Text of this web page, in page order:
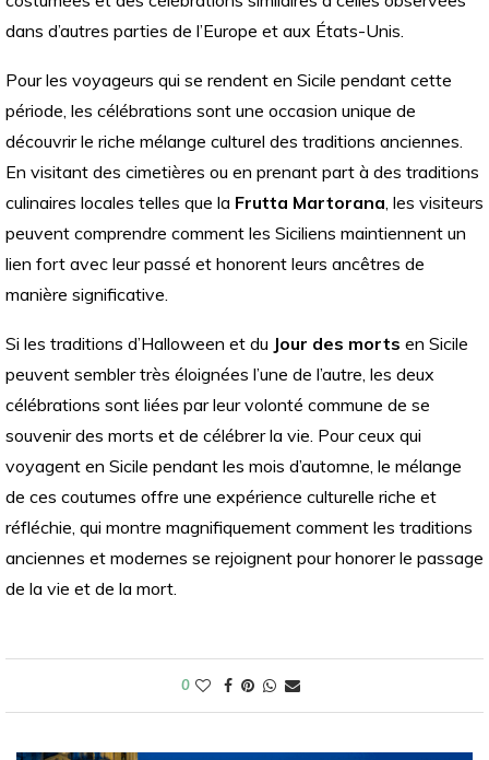
dans d’autres parties de l’Europe et aux États-Unis.
Pour les voyageurs qui se rendent en Sicile pendant cette
période, les célébrations sont une occasion unique de
découvrir le riche mélange culturel des traditions anciennes.
En visitant des cimetières ou en prenant part à des traditions
culinaires locales telles que la Frutta Martorana, les visiteurs
peuvent comprendre comment les Siciliens maintiennent un
lien fort avec leur passé et honorent leurs ancêtres de
manière significative.
Si les traditions d’Halloween et du Jour des morts en Sicile
peuvent sembler très éloignées l’une de l’autre, les deux
célébrations sont liées par leur volonté commune de se
souvenir des morts et de célébrer la vie. Pour ceux qui
voyagent en Sicile pendant les mois d’automne, le mélange
de ces coutumes offre une expérience culturelle riche et
réfléchie, qui montre magnifiquement comment les traditions
anciennes et modernes se rejoignent pour honorer le passage
de la vie et de la mort.
0